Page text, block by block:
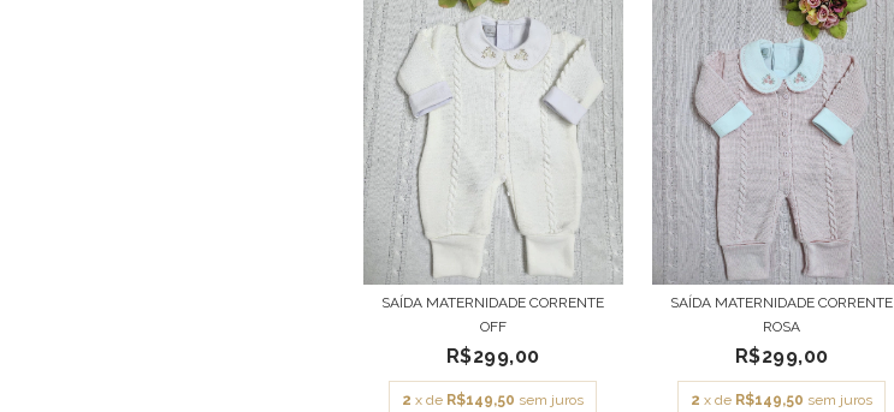
SAÍDA MATERNIDADE CORRENTE
OFF
R$299,00
2 x de R$149,50 sem juros
SAÍDA MATERNIDADE CORRENTE
ROSA
R$299,00
2 x de R$149,50 sem juros